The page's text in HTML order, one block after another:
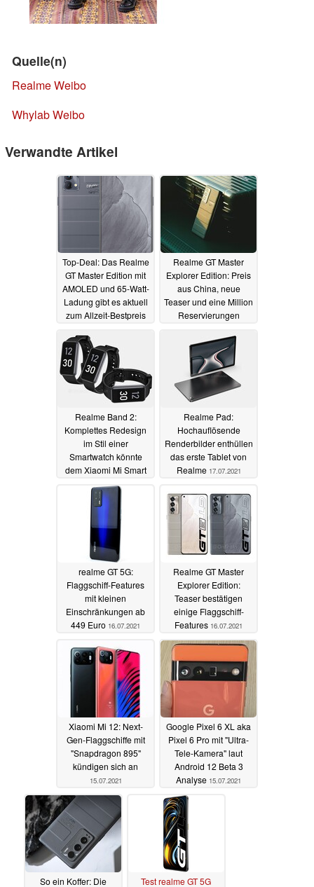
Quelle(n)
Realme Weibo
Whylab Weibo
Verwandte Artikel
Top-Deal: Das Realme
GT Master Edition mit
AMOLED und 65-Watt-
Ladung gibt es aktuell
zum Allzeit-Bestpreis
Realme GT Master
Explorer Edition: Preis
aus China, neue
Teaser und eine Million
Reservierungen
Kamera-Flaggschiff-Hit
für wenig Geld
19.07.2021
Realme Band 2:
Komplettes Redesign
im Stil einer
Smartwatch könnte
dem Xiaomi Mi Smart
Band 6 gefährlich
werden18.07.2021
Realme Pad:
Hochauflösende
Renderbilder enthüllen
das erste Tablet von
Realme 17.07.2021
realme GT 5G:
Flaggschiff-Features
mit kleinen
Einschränkungen ab
449 Euro 16.07.2021
Realme GT Master
Explorer Edition:
Teaser bestätigen
einige Flaggschiff-
Features 16.07.2021
Xiaomi Mi 12: Next-
Gen-Flaggschiffe mit
"Snapdragon 895"
kündigen sich an
15.07.2021
Google Pixel 6 XL aka
Pixel 6 Pro mit "Ultra-
Tele-Kamera" laut
Android 12 Beta 3
Analyse 15.07.2021
So ein Koffer: Die
Test realme GT 5G